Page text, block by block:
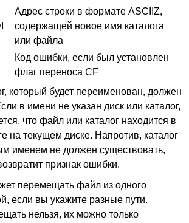
Адрес строки в формате ASCIIZ,
содержащей новое имя каталога
или файла
Код ошибки, если был установлен
флаг переноса CF
который будет переименован, должен
в имени не указан диск или каталог,
что файл или каталог находится в
на текущем диске. Напротив, каталог
именем не должен существовать,
признак ошибки.
перемещать файл из одного
если вы укажите разные пути.
нельзя, их можно только